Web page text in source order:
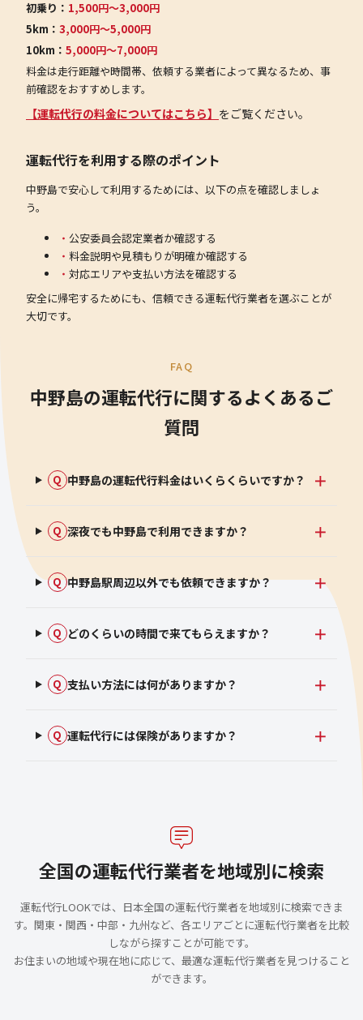
初乗り： 1,500円〜3,000円
5km： 3,000円〜5,000円
10km： 5,000円〜7,000円
料金は走行距離や時間帯、依頼する業者によって異なるため、事
前確認をおすすめします。
【運転代行の料金についてはこちら】 をご覧ください。
運転代行を利用する際のポイント
中野島で安心して利用するためには、以下の点を確認しましょ
う。
公安委員会認定業者か確認する
料金説明や見積もりが明確か確認する
対応エリアや支払い方法を確認する
安全に帰宅するためにも、信頼できる運転代行業者を選ぶことが
大切です。
FAQ
中野島の運転代行に関するよくあるご
質問
Q 中野島の運転代行料金はいくらくらいですか？
Q 深夜でも中野島で利用できますか？
Q 中野島駅周辺以外でも依頼できますか？
Q どのくらいの時間で来てもらえますか？
Q 支払い方法には何がありますか？
Q 運転代行には保険がありますか？
全国の運転代行業者を地域別に検索
運転代行LOOKでは、日本全国の運転代行業者を地域別に検索できま
す。関東・関西・中部・九州など、各エリアごとに運転代行業者を比較
しながら探すことが可能です。
お住まいの地域や現在地に応じて、最適な運転代行業者を見つけること
ができます。